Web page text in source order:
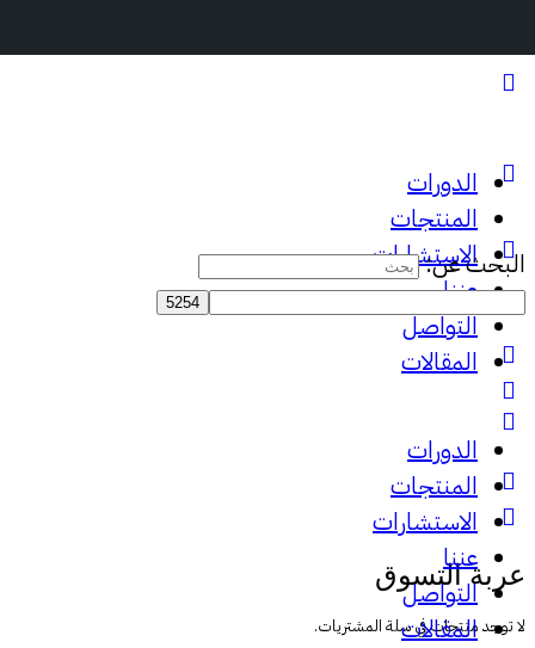
الدورات
المنتجات
الاستشارات
عننا
التواصل
المقالات
عربة التسوق
لا توجد منتجات في سلة المشتريات.
البحث عن:
الدورات
المنتجات
الاستشارات
عننا
التواصل
المقالات